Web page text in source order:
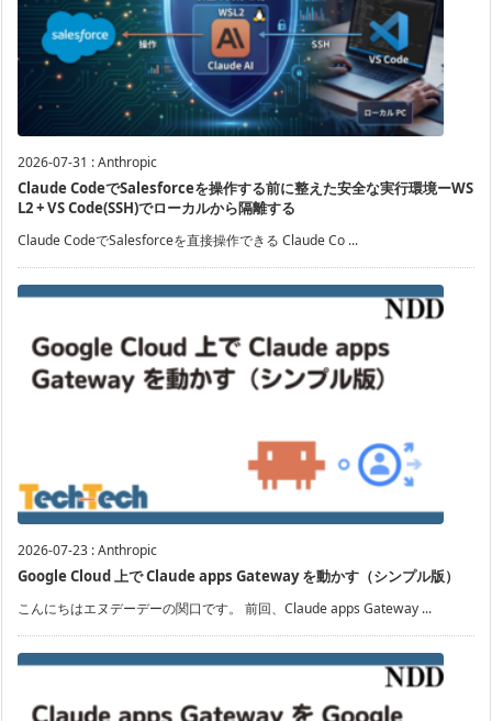
2026-07-31 :Anthropic
Claude CodeでSalesforceを操作する前に整えた安全な実行環境ーWS
L2 + VS Code(SSH)でローカルから隔離する
Claude CodeでSalesforceを直接操作できる Claude Co ...
2026-07-23 :Anthropic
Google Cloud 上で Claude apps Gateway を動かす（シンプル版）
こんにちはエヌデーデーの関口です。 前回、Claude apps Gateway ...